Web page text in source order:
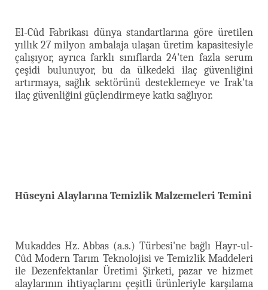
El-Cûd Fabrikası dünya standartlarına göre üretilen
yıllık 27 milyon ambalaja ulaşan üretim kapasitesiyle
çalışıyor, ayrıca farklı sınıflarda 24'ten fazla serum
çeşidi bulunuyor, bu da ülkedeki ilaç güvenliğini
artırmaya, sağlık sektörünü desteklemeye ve Irak'ta
ilaç güvenliğini güçlendirmeye katkı sağlıyor.
Hüseyni Alaylarına Temizlik Malzemeleri Temini
Mukaddes Hz. Abbas (a.s.) Türbesi'ne bağlı Hayr-ul-
Cûd Modern Tarım Teknolojisi ve Temizlik Maddeleri
ile Dezenfektanlar Üretimi Şirketi, pazar ve hizmet
alaylarının ihtiyaçlarını çeşitli ürünleriyle karşılama